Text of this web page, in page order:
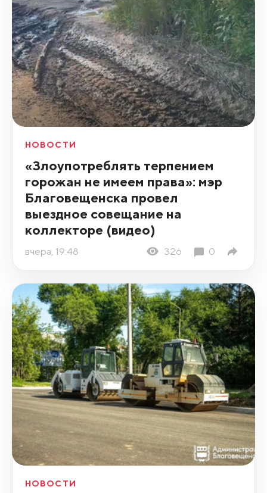
НОВОСТИ
«Злоупотреблять терпением
горожан не имеем права»: мэр
Благовещенска провел
выездное совещание на
коллекторе (видео)
вчера, 19:48 326 0
НОВОСТИ